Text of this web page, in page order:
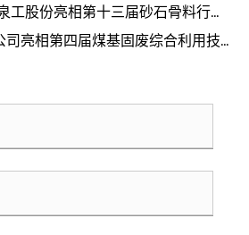
工股份亮相第十三届砂石骨料行业
亮相第四届煤基固废综合利用技